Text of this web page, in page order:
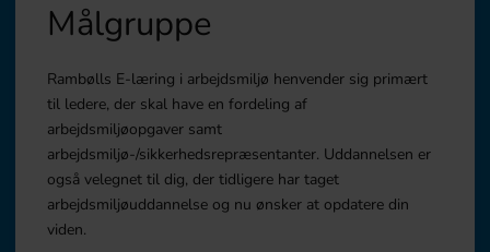
Målgruppe
Rambølls E-læring i arbejdsmiljø henvender sig primært
til ledere, der skal have en fordeling af
arbejdsmiljøopgaver samt
arbejdsmiljø-/sikkerhedsrepræsentanter. Uddannelsen er
også velegnet til dig, der tidligere har taget
arbejdsmiljøuddannelse og nu ønsker at opdatere din
viden.